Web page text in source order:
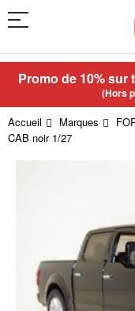
Promo de 10% sur
(Hors
Accueil Marques
CAB noir 1/27
gallery